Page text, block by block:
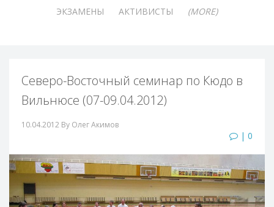
ЭКЗАМЕНЫ АКТИВИСТЫ (MORE)
Северо-Восточный семинар по Кюдо в
Вильнюсе (07-09.04.2012)
10.04.2012 By Олег Акимов
| 0